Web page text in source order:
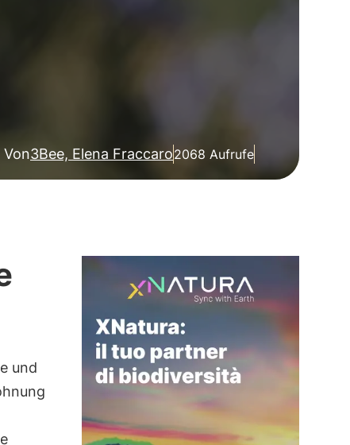
Von3Bee, Elena Fraccaro2068 Aufrufe
und